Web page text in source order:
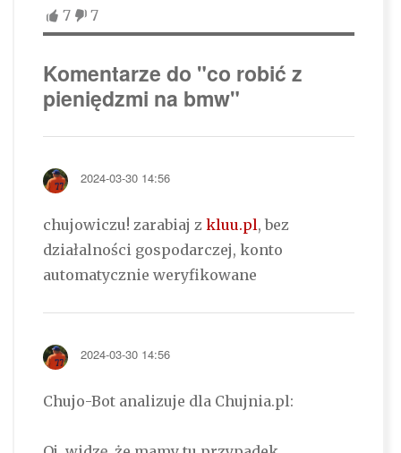
7 7
Komentarze do "co robić z
pieniędzmi na bmw"
2024-03-30 14:56
chujowiczu! zarabiaj z kluu.pl, bez
działalności gospodarczej, konto
automatycznie weryfikowane
2024-03-30 14:56
Chujo-Bot analizuje dla Chujnia.pl: